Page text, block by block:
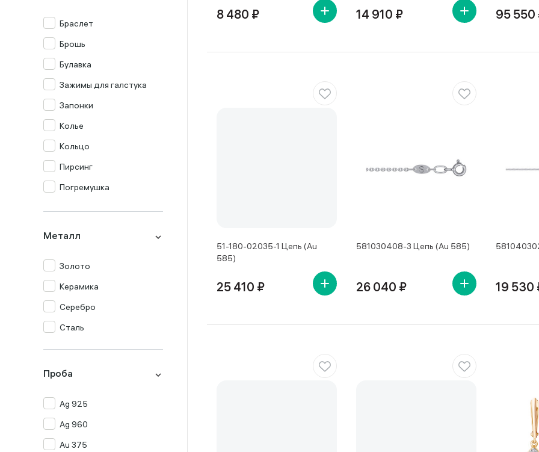
Браслет
Брошь
Булавка
Зажимы для галстука
Запонки
Колье
Кольцо
Пирсинг
Погремушка
Сувенир
Цепь
Часы
Шнур
Металл
Золото
Керамика
Серебро
Сталь
Проба
Ag 925
Ag 960
Au 375
8 480 ₽ 14 910 ₽ 95 550
51-180-02035-1 Цепь (Au
585)
25 410 ₽
581030408-3 Цепь (Au 585)
26 040 ₽ 19 530